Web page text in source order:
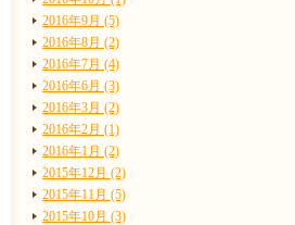
2016年9月 (5)
2016年8月 (2)
2016年7月 (4)
2016年6月 (3)
2016年3月 (2)
2016年2月 (1)
2016年1月 (2)
2015年12月 (2)
2015年11月 (5)
2015年10月 (3)